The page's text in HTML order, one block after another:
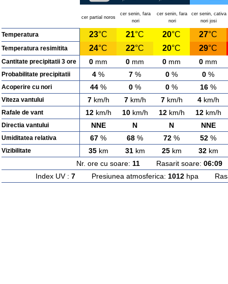
cer partial noros
cer senin, fara
nori
cer senin, fara
nori
cer senin, cativa
nori josi
Temperatura 23°C 21°C 20°C 27°C
Temperatura resimitita 24°C 22°C 20°C 29°C
Cantitate precipitatii 3 ore 0 mm 0 mm 0 mm 0 mm
Probabilitate precipitatii 4 % 7 % 0 % 0 %
Acoperire cu nori 44 % 0 % 0 % 16 %
Viteza vantului 7km/h 7km/h 7km/h 4km/h
Rafale de vant 12km/h 10km/h 12km/h 12km/h
Directia vantului NNE N N NNE
Umiditatea relativa 67 % 68 % 72 % 52 %
Vizibilitate 35km 31km 25km 32km
Nr. ore cu soare: 11 Rasarit soare: 06:09
Index UV : 7 Presiunea atmosferica: 1012 hpa